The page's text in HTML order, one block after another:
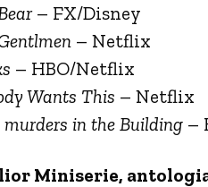
– FX/Disney
– Netflix
– HBO/Netflix
Wants This – Netflix
murders in the Building –
Miniserie,